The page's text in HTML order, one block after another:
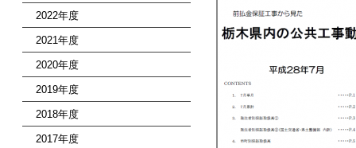
2022年度
2021年度
2020年度
2019年度
2018年度
2017年度